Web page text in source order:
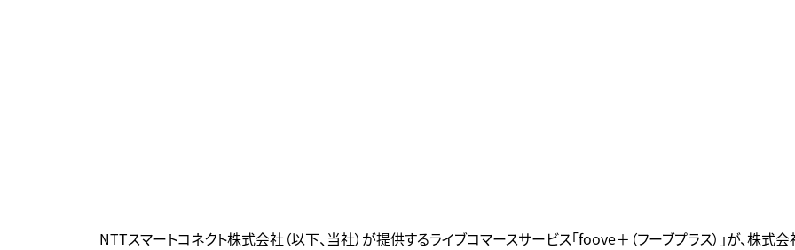
NTTスマートコネクト株式会社（以下、当社）が提供するライブコマースサービス「foove＋（フーブプラス）」が、株